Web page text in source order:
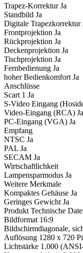
Trapez-Korrektur Ja
Standbild Ja
Digitale Trapezkorrektur
Frontprojektion Ja
Rückprojektion Ja
Deckenprojektion Ja
Tischprojektion Ja
Fernbedienung Ja
hoher Bedienkomfort Ja
Anschlüsse
Scart 1 Ja
S-Video Eingang
Video-Eingang (RCA) Ja
PC-Eingang (VGA) Ja
Empfang
NTSC Ja
PAL Ja
SECAM Ja
Wirtschaftlichkeit
Lampensparmodus Ja
Weitere Merkmale
Kompaktes Gehäuse Ja
Geringes Gewicht Ja
Produkt Technische
Bildformat 16:9
Bildschirmdiagonale,
Auflösung 1280 x 720
Lichtstärke 1.000